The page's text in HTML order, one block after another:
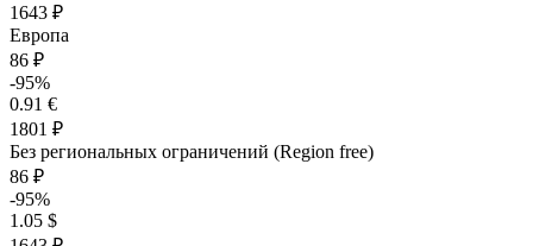
1643 ₽
Европа
86 ₽
-95%
0.91 €
1801 ₽
Без региональных ограничений (Region free)
86 ₽
-95%
1.05 $